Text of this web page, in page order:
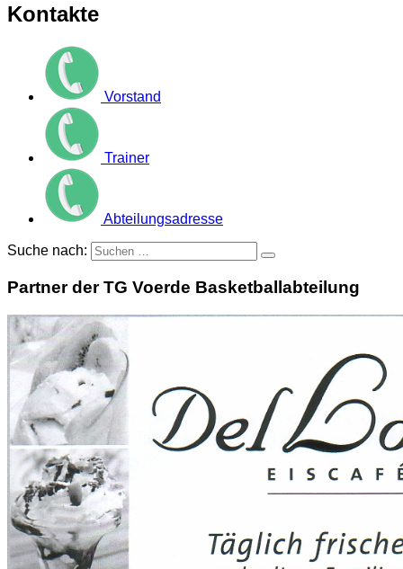
Kontakte
Vorstand
Trainer
Abteilungsadresse
Suche nach:
Partner der TG Voerde Basketballabteilung